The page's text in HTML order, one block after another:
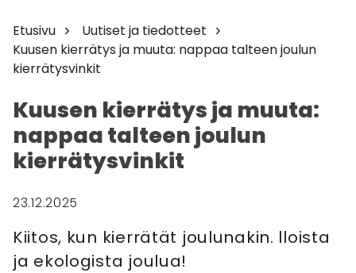
Etusivu
Uutiset ja tiedotteet
Kuusen kierrätys ja muuta: nappaa talteen joulun
kierrätysvinkit
Kuusen kierrätys ja muuta:
nappaa talteen joulun
kierrätysvinkit
23.12.2025
Kiitos, kun kierrätät joulunakin. lloista
ja ekologista joulua!